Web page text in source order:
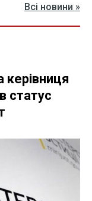
Всі новини »
керівниця
статус